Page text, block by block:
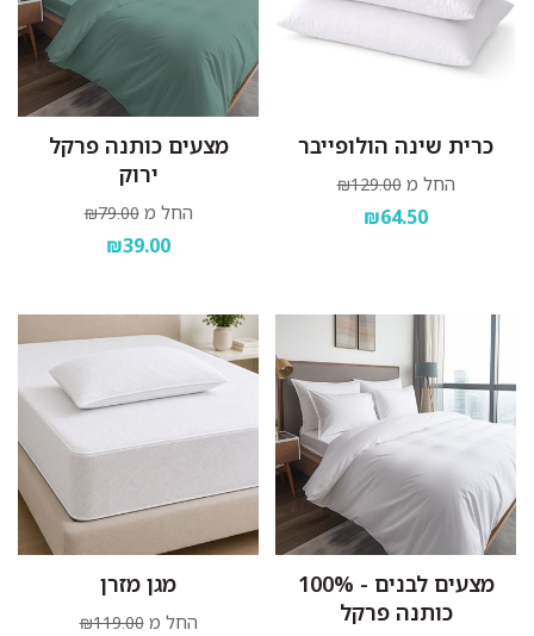
כרית שינה הולופייבר
החל מ ₪129.00
₪64.50
מצעים כותנה פרקל
ירוק
החל מ ₪79.00
₪39.00
מצעים לבנים - 100%
כותנה פרקל
מגן מזרן
החל מ ₪119.00